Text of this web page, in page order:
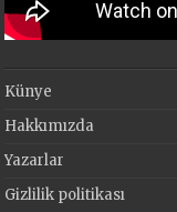
Künye
Hakkımızda
Yazarlar
Gizlilik politikası